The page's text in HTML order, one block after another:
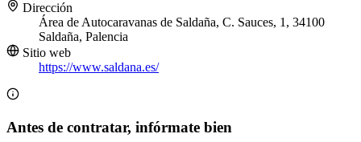
Dirección
Área de Autocaravanas de Saldaña, C. Sauces, 1, 34100
Saldaña, Palencia
Sitio web
https://www.saldana.es/
Antes de contratar, infórmate bien